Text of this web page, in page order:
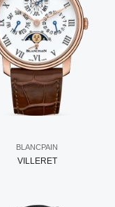
BLANCPAIN
VILLERET